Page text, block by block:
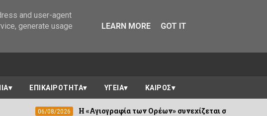
ΕΠΙΚΑΙΡΟΤΗΤΑ ΥΓΕΙΑ ΚΑΙΡΟΣ
Η «Αγιογραφία των Ορέων» συνεχίζεται σε Καλέντζι και
and user-agent
generate usage
LEARN MORE GOT IT